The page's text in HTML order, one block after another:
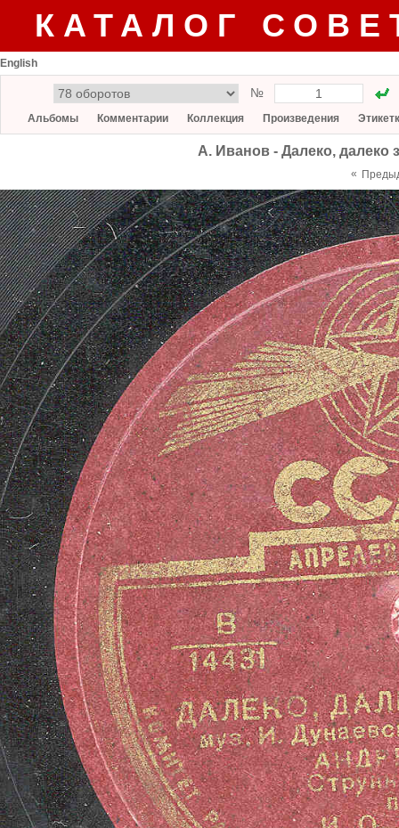
КАТАЛОГ
English
№
Альбомы Комментарии Коллекция Произведения
А. Иванов - Далеко, далеко
«